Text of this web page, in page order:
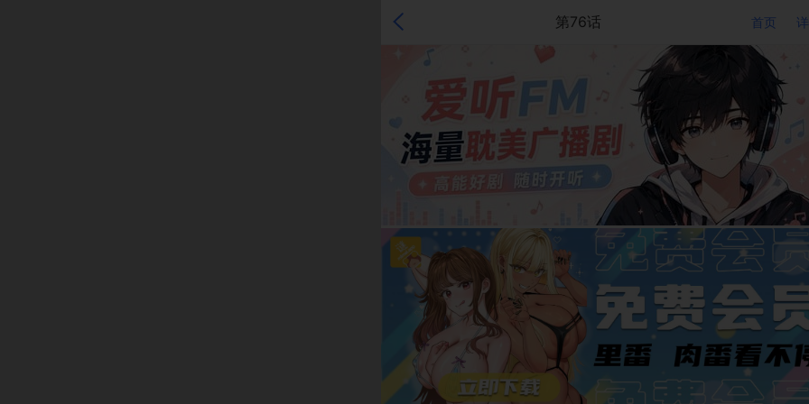
第76话 首页